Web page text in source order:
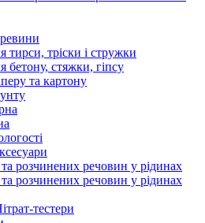
тирси, тріски і стружки
бетону, стяжки, гіпсу
та картону
та розчинених речовин у рідинах
та розчинених речовин у рідинах
тестери